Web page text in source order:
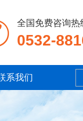
全国免费咨询热
0532-
系我们